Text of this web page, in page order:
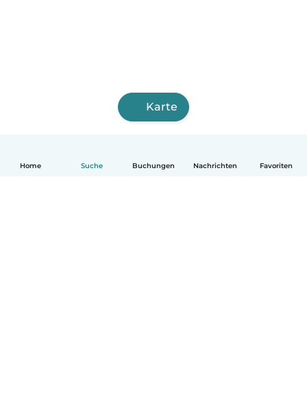
Home Suche Buchungen Nachrichten Favoriten
Karte